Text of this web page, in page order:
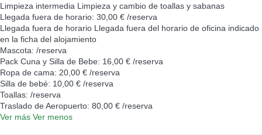
Limpieza intermedia Limpieza y cambio de toallas y sabanas
Llegada fuera de horario: 30,00 € /reserva
Llegada fuera de horario Llegada fuera del horario de oficina indicado
en la ficha del alojamiento
Mascota: /reserva
Pack Cuna y Silla de Bebe: 16,00 € /reserva
Ropa de cama: 20,00 € /reserva
Silla de bebé: 10,00 € /reserva
Toallas: /reserva
Traslado de Aeropuerto: 80,00 € /reserva
Ver más Ver menos